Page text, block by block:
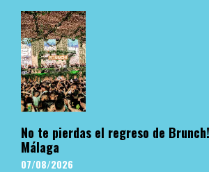
No te pierdas el regreso de
Málaga
07/08/2026